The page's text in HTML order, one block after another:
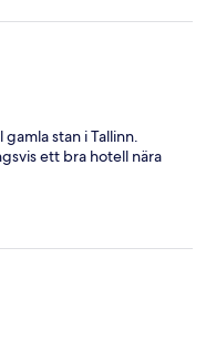
själv.
stan i Tallinn.
ett bra hotell nära